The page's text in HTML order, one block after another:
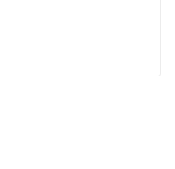
подшипники
ухода.
защитное реле не